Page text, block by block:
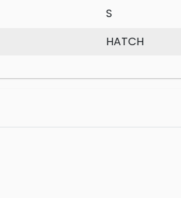
S
HATCH